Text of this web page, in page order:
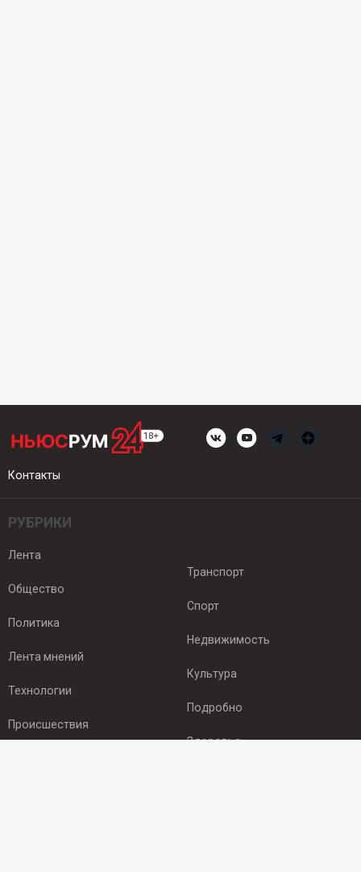
Контакты
РУБРИКИ
Лента
Общество
Политика
Лента мнений
Технологии
Происшествия
Транспорт
Спорт
Недвижимость
Культура
Подробно
Здоровье